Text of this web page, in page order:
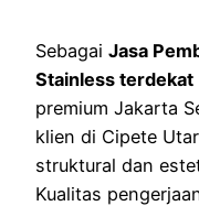
Sebagai Jasa
Stainless terdekat
premium Jakarta
klien di Cipete
struktural dan
Kualitas